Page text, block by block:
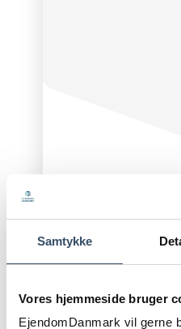
Samtykke
Vores hjemmeside bruger
EjendomDanmark vil gerne
Kampagne for
LÆS MERE
Viden om
Her finder du faktaark